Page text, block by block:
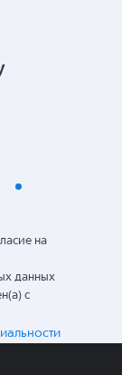
на
данных
с